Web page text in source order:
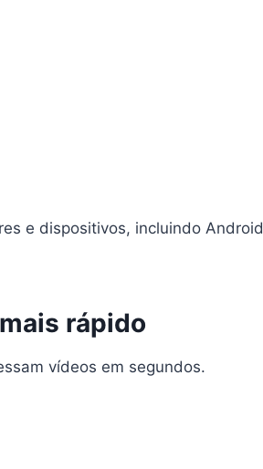
e dispositivos, incluindo Android
rápido
vídeos em segundos.